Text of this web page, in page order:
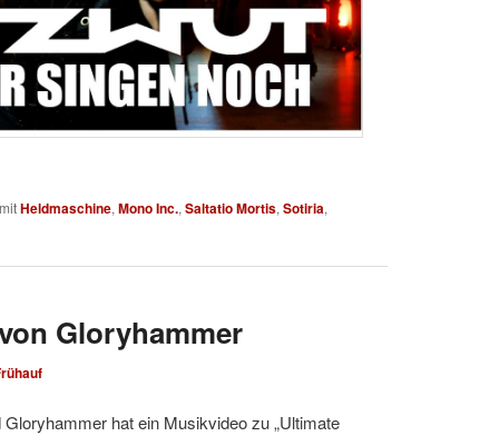
Heldmaschine,Mono Inc.,Saltatio Mortis,Sotiria,
Gloryhammer
hat ein Musikvideo zu „Ultimate